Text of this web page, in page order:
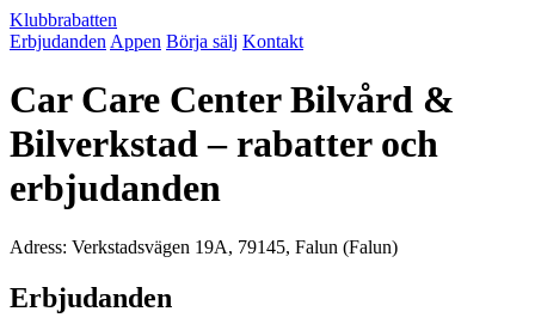
Klubbrabatten
Erbjudanden Appen Börja sälj Kontakt
Car Care Center Bilvård &
Bilverkstad – rabatter och
erbjudanden
Adress: Verkstadsvägen 19A, 79145, Falun (Falun)
Erbjudanden